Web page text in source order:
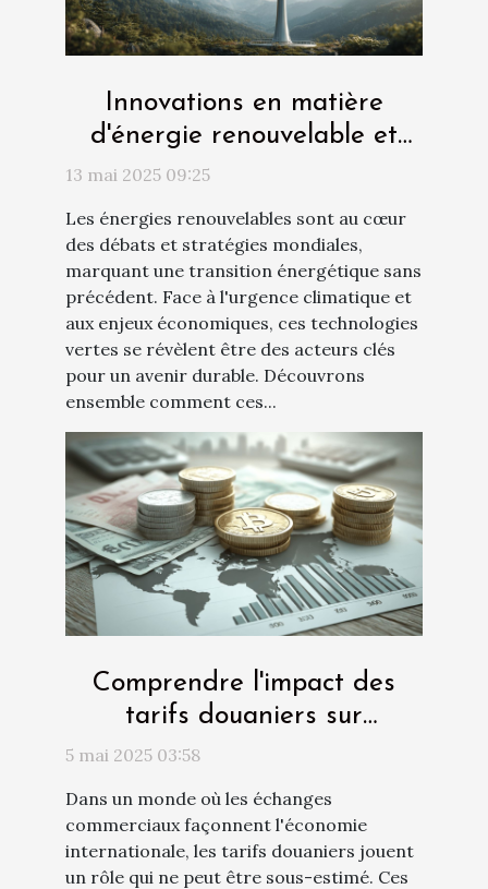
Innovations en matière
d'énergie renouvelable et
leur rôle dans l'économie
13 mai 2025 09:25
Les énergies renouvelables sont au cœur
des débats et stratégies mondiales,
marquant une transition énergétique sans
précédent. Face à l'urgence climatique et
aux enjeux économiques, ces technologies
vertes se révèlent être des acteurs clés
pour un avenir durable. Découvrons
ensemble comment ces...
Comprendre l'impact des
tarifs douaniers sur
l'économie globale et le
5 mai 2025 03:58
Dans un monde où les échanges
commerciaux façonnent l'économie
internationale, les tarifs douaniers jouent
un rôle qui ne peut être sous-estimé. Ces